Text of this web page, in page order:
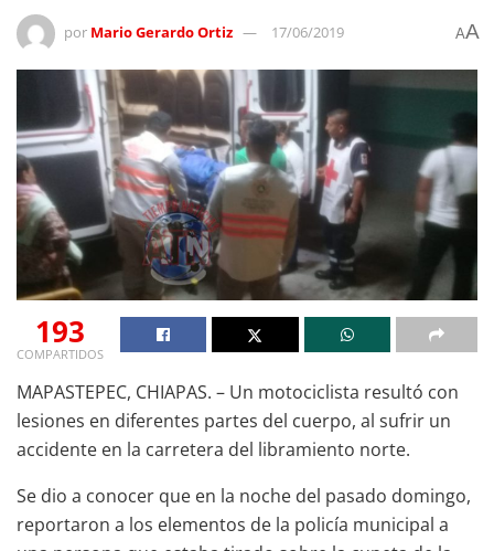
por Mario Gerardo Ortiz 17/06/2019 AA
193
COMPARTIDOS
MAPASTEPEC, CHIAPAS. – Un motociclista resultó con
lesiones en diferentes partes del cuerpo, al sufrir un
accidente en la carretera del libramiento norte.
Se dio a conocer que en la noche del pasado domingo,
reportaron a los elementos de la policía municipal a